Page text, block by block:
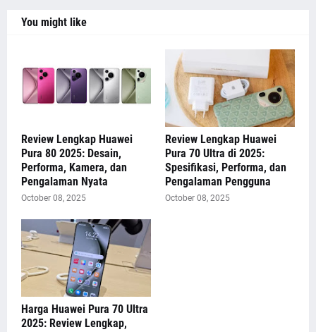
You might like
Review Lengkap Huawei
Pura 80 2025: Desain,
Performa, Kamera, dan
Pengalaman Nyata
October 08, 2025
Review Lengkap Huawei
Pura 70 Ultra di 2025:
Spesifikasi, Performa, dan
Pengalaman Pengguna
October 08, 2025
Harga Huawei Pura 70 Ultra
2025: Review Lengkap,